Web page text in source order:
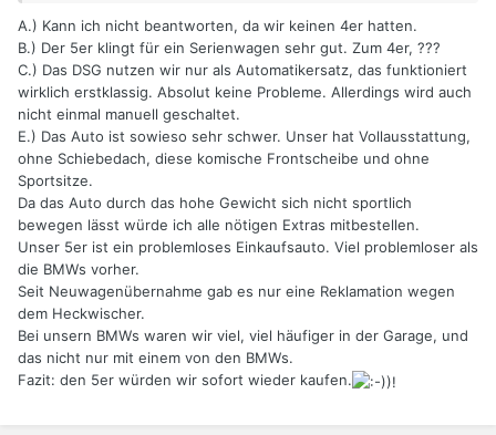
A.) Kann ich nicht beantworten, da wir keinen 4er hatten.
B.) Der 5er klingt für ein Serienwagen sehr gut. Zum 4er, ???
C.) Das DSG nutzen wir nur als Automatikersatz, das funktioniert
wirklich erstklassig. Absolut keine Probleme. Allerdings wird auch
nicht einmal manuell geschaltet.
E.) Das Auto ist sowieso sehr schwer. Unser hat Vollausstattung,
ohne Schiebedach, diese komische Frontscheibe und ohne
Sportsitze.
Da das Auto durch das hohe Gewicht sich nicht sportlich
bewegen lässt würde ich alle nötigen Extras mitbestellen.
Unser 5er ist ein problemloses Einkaufsauto. Viel problemloser als
die BMWs vorher.
Seit Neuwagenübernahme gab es nur eine Reklamation wegen
dem Heckwischer.
Bei unsern BMWs waren wir viel, viel häufiger in der Garage, und
das nicht nur mit einem von den BMWs.
Fazit: den 5er würden wir sofort wieder kaufen.